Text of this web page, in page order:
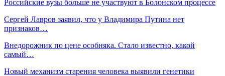
Российские вузы больше не участвуют в Болонском процессе
Сергей Лавров заявил, что у Владимира Путина нет
признаков…
Внедорожник по цене особняка. Стало известно, какой
самый…
Новый механизм старения человека выявили генетики